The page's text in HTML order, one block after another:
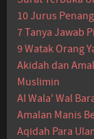
10 Jurus
7 Tanya Jawab
9 Watak Orang
Akidah dan
Muslimin
Al Wala' Wal
Amalan Manis
Aqidah Para